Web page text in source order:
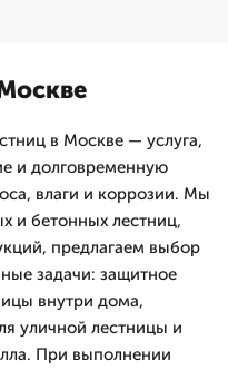
в Москве — услуга,
и долговременную
влаги и коррозии. Мы
и бетонных лестниц,
предлагаем выбор
задачи: защитное
внутри дома,
уличной лестницы и
При выполнении